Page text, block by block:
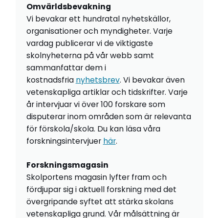
Omvärldsbevakning
Vi bevakar ett hundratal nyhetskällor,
organisationer och myndigheter. Varje
vardag publicerar vi de viktigaste
skolnyheterna på vår webb samt
sammanfattar dem i
kostnadsfria nyhetsbrev. Vi bevakar även
vetenskapliga artiklar och tidskrifter. Varje
år intervjuar vi över 100 forskare som
disputerar inom områden som är relevanta
för förskola/skola. Du kan läsa våra
forskningsintervjuer här.
Forskningsmagasin
Skolportens magasin lyfter fram och
fördjupar sig i aktuell forskning med det
övergripande syftet att stärka skolans
vetenskapliga grund. Vår målsättning är